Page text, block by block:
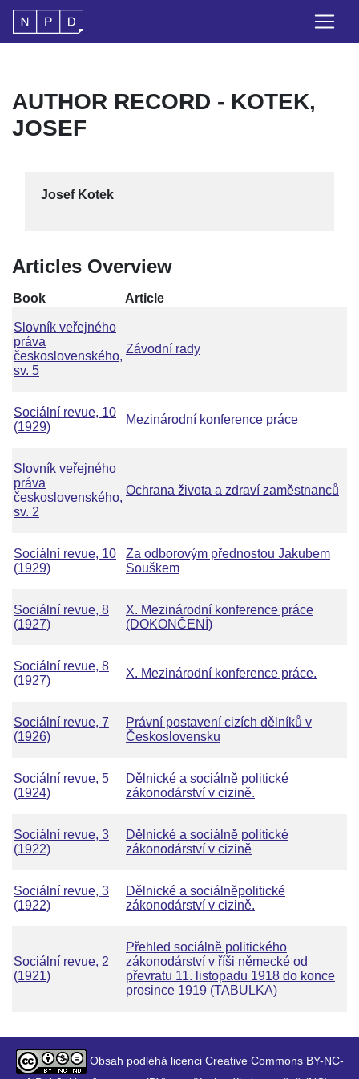
AUTHOR RECORD - KOTEK,
JOSEF
Josef Kotek
Articles Overview
Book Article
Slovník veřejného
práva
československého,
sv. 5
Závodní rady
Sociální revue, 10
(1929)
Mezinárodní konference práce
Slovník veřejného
práva
československého,
sv. 2
Ochrana života a zdraví zaměstnanců
Sociální revue, 10
(1929)
Za odborovým přednostou Jakubem
Souškem
Sociální revue, 8
(1927)
X. Mezinárodní konference práce
(DOKONČENÍ)
Sociální revue, 8
(1927)
X. Mezinárodní konference práce.
Sociální revue, 7
(1926)
Právní postavení cizích dělníků v
Československu
Sociální revue, 5
(1924)
Dělnické a sociálně politické
zákonodárství v cizině.
Sociální revue, 3
(1922)
Dělnické a sociálně politické
zákonodárství v cizině
Sociální revue, 3
(1922)
Dělnické a sociálněpolitické
zákonodárství v cizině.
Sociální revue, 2
(1921)
Přehled sociálně politického
zákonodárství v říši německé od
převratu 11. listopadu 1918 do konce
prosince 1919 (TABULKA)
Obsah podléhá licenci Creative Commons BY-NC-